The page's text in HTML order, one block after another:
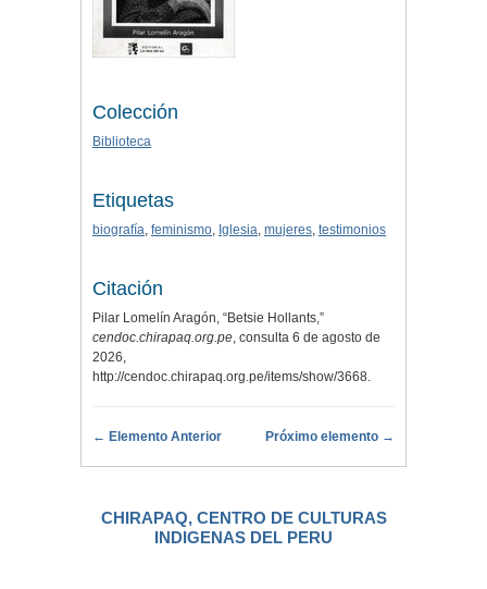
Colección
Biblioteca
Etiquetas
biografía, feminismo, Iglesia, mujeres, testimonios
Citación
Pilar Lomelín Aragón, “Betsie Hollants,”
cendoc.chirapaq.org.pe, consulta 6 de agosto de
2026,
http://cendoc.chirapaq.org.pe/items/show/3668.
← Elemento Anterior Próximo elemento →
CHIRAPAQ, CENTRO DE CULTURAS
INDIGENAS DEL PERU